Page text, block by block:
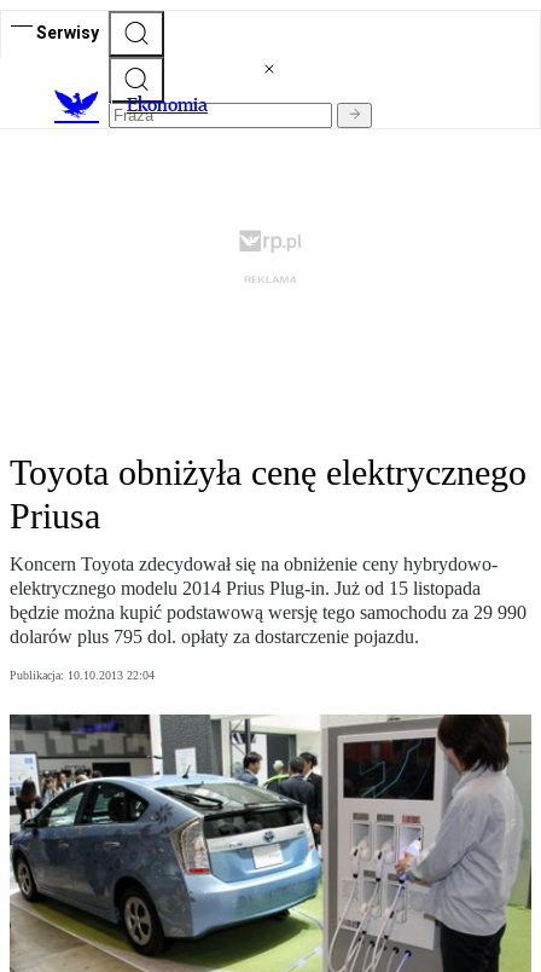
Serwisy
Ekonomia
Toyota obniżyła cenę elektrycznego
Priusa
Koncern Toyota zdecydował się na obniżenie ceny hybrydowo-
elektrycznego modelu 2014 Prius Plug-in. Już od 15 listopada
będzie można kupić podstawową wersję tego samochodu za 29 990
dolarów plus 795 dol. opłaty za dostarczenie pojazdu.
Publikacja: 10.10.2013 22:04